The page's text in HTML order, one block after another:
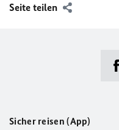
Seite teilen
Sicher reisen (App)